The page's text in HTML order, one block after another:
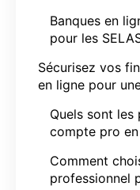
Banques en
pour les
Sécurisez vos
en ligne pour
Quels sont les
compte pro
Comment
professionnel